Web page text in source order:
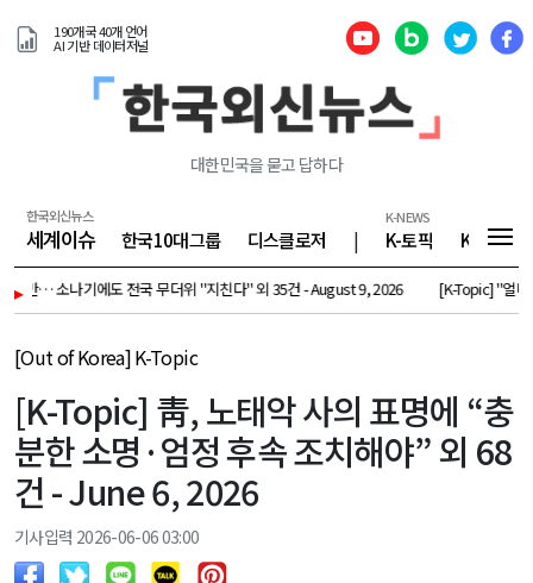
190개국 40개 언어
AI 기반 데이터저널
대한민국을 묻고 답하다
한국외신뉴스
세계이슈 한국10대그룹 디스클로저 |
K-NEWS
K-토픽 K-기업
▸
기에도 전국 무더위 "지친다" 외 35건 - August 9, 2026 [K-Topic] "얼마면 팔리겠
[Out of Korea] K-Topic
[K-Topic] 靑, 노태악 사의 표명에 “충
분한 소명·엄정 후속 조치해야” 외 68
건 - June 6, 2026
기사입력 2026-06-06 03:00